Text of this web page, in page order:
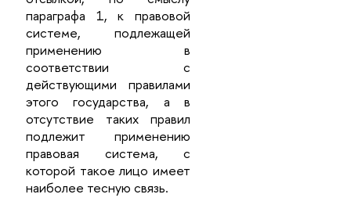
параграфа 1, к правовой
системе, подлежащей
применению в
соответствии с
действующими правилами
этого государства, а в
отсутствие таких правил
подлежит применению
правовая система, с
которой такое лицо имеет
наиболее тесную связь.